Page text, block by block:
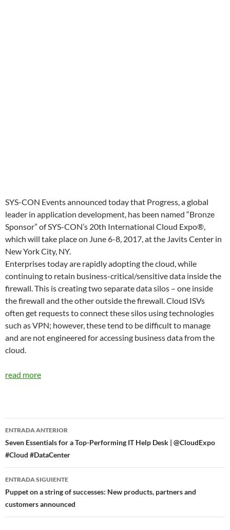
SYS-CON Events announced today that Progress, a global
leader in application development, has been named “Bronze
Sponsor” of SYS-CON’s 20th International Cloud Expo®,
which will take place on June 6-8, 2017, at the Javits Center in
New York City, NY.
Enterprises today are rapidly adopting the cloud, while
continuing to retain business-critical/sensitive data inside the
firewall. This is creating two separate data silos – one inside
the firewall and the other outside the firewall. Cloud ISVs
often get requests to connect these silos using technologies
such as VPN; however, these tend to be difficult to manage
and are not engineered for accessing business data from the
cloud.
read more
Navegador
de
entradas
ENTRADA ANTERIOR
Seven Essentials for a Top-Performing IT Help Desk | @CloudExpo
#Cloud #DataCenter
ENTRADA SIGUIENTE
Puppet on a string of successes: New products, partners and
customers announced